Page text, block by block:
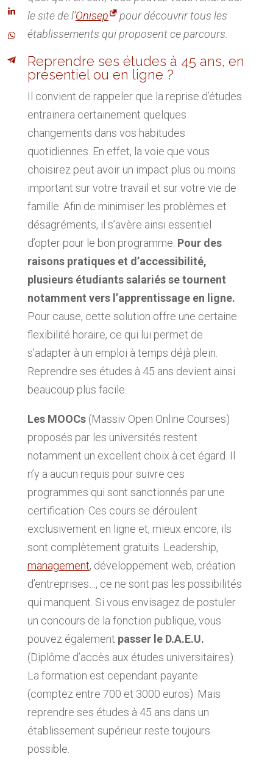
le site de l’Onisep
pour découvrir tous les
établissements qui proposent ce parcours.
Reprendre ses études à 45 ans, en
présentiel ou en ligne ?
Il convient de rappeler que la reprise d’études
entrainera certainement quelques
changements dans vos habitudes
quotidiennes. En effet, la voie que vous
choisirez peut avoir un impact plus ou moins
important sur votre travail et sur votre vie de
famille. Afin de minimiser les problèmes et
désagréments, il s’avère ainsi essentiel
d’opter pour le bon programme. Pour des
raisons pratiques et d’accessibilité,
plusieurs étudiants salariés se tournent
notamment vers l’apprentissage en ligne.
Pour cause, cette solution offre une certaine
flexibilité horaire, ce qui lui permet de
s’adapter à un emploi à temps déjà plein.
Reprendre ses études à 45 ans devient ainsi
beaucoup plus facile.
Les MOOCs(Massiv Open Online Courses)
proposés par les universités restent
notamment un excellent choix à cet égard. Il
n’y a aucun requis pour suivre ces
programmes qui sont sanctionnés par une
certification. Ces cours se déroulent
exclusivement en ligne et, mieux encore, ils
sont complètement gratuits. Leadership,
management, développement web, création
d’entreprises…, ce ne sont pas les possibilités
qui manquent. Si vous envisagez de postuler
un concours de la fonction publique, vous
pouvez également passer le D.A.E.U.
(Diplôme d’accès aux études universitaires).
La formation est cependant payante
(comptez entre 700 et 3000 euros). Mais
reprendre ses études à 45 ans dans un
établissement supérieur reste toujours
possible.